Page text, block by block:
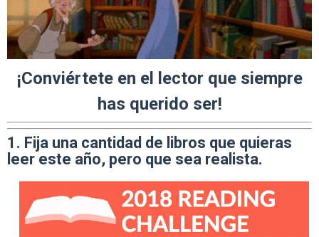
¡Conviértete en el lector que siempre
has querido ser!
1. Fija una cantidad de libros que quieras
leer este año, pero que sea realista.